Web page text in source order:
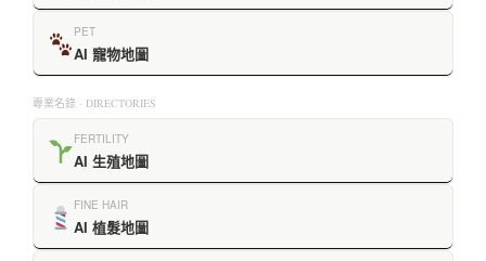
PET
AI 寵物地圖
專業名錄 · DIRECTORIES
FERTILITY
AI 生殖地圖
FINE HAIR
AI 植髮地圖